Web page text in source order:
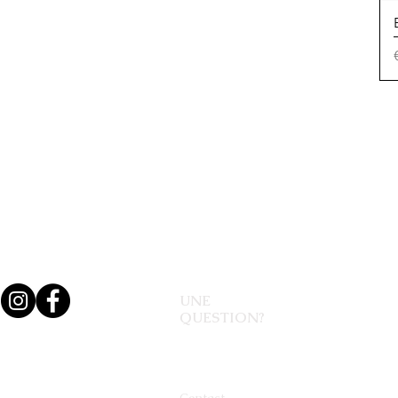
UNE
QUESTION?